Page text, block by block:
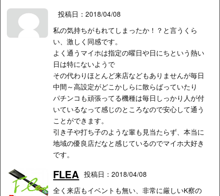
投稿日：2018/04/08
私の気持ちがもれてしまったか！？と言うくら
い、激しく同感です。
よく通うマイホは指定の曜日や日にちという熱い
日は特にないようで
その代わりほとんど来店などもありませんが毎日
中間～高設定がどこかしらに散らばっていたり
パチンコも頑張ってる機種は毎日しっかり人が付
いているなって感じのところなので安心して通う
ことができます。
引き子や打ち子のような輩も見当たらず、本当に
地域の優良店だなと感じているのでマイホ大好き
です。
FLEA 投稿日：2018/04/08
全く来店もイベントも無い、非常に厳しいK察の